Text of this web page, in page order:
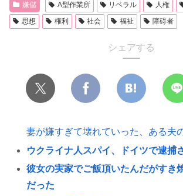
嫌儲 A型作業所 リベラル 人権
思想
権利 社会 福祉 障碍者
シェアする
妻が嫌すぎて壊れていった、ある夫
ウクライナ人スパイ、ドイツで逮捕
彼女の実家でご飯頂いたんだがすき
だった